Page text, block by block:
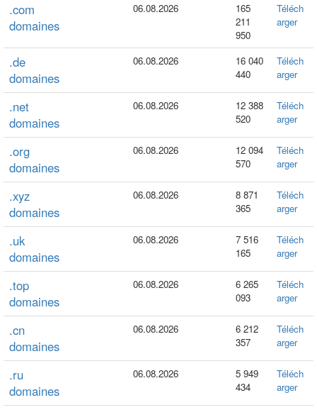
.com
domaines
06.08.2026
165
211
950
Téléch
arger
.de
domaines
06.08.2026
16 040
440
Téléch
arger
.net
domaines
06.08.2026
12 388
520
Téléch
arger
.org
domaines
06.08.2026
12 094
570
Téléch
arger
.xyz
domaines
06.08.2026
8 871
365
Téléch
arger
.uk
domaines
06.08.2026
7 516
165
Téléch
arger
.top
domaines
06.08.2026
6 265
093
Téléch
arger
.cn
domaines
06.08.2026
6 212
357
Téléch
arger
.ru
domaines
06.08.2026
5 949
434
Téléch
arger